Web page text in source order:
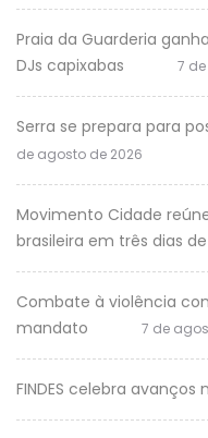
Praia da Guarderia
DJs capixabas
7
Serra se prepara para
de agosto de 2026
Movimento Cidade
brasileira em três dias
Combate à violência
mandato
7 de
FINDES celebra avanços